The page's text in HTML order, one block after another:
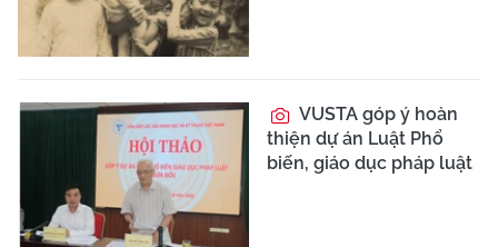
VUSTA góp ý hoàn
thiện dự án Luật Phổ
biến, giáo dục pháp luật